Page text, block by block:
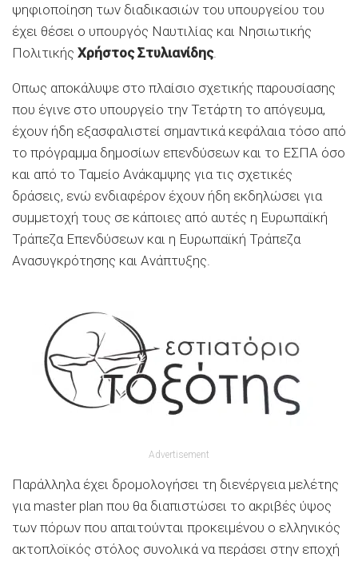
ψηφιοποίηση των διαδικασιών του υπουργείου του
έχει θέσει ο υπουργός Ναυτιλίας και Νησιωτικής
Πολιτικής Χρήστος Στυλιανίδης.
Οπως αποκάλυψε στο πλαίσιο σχετικής παρουσίασης
που έγινε στο υπουργείο την Τετάρτη το απόγευμα,
έχουν ήδη εξασφαλιστεί σημαντικά κεφάλαια τόσο από
το πρόγραμμα δημοσίων επενδύσεων και το ΕΣΠΑ όσο
και από το Ταμείο Ανάκαμψης για τις σχετικές
δράσεις, ενώ ενδιαφέρον έχουν ήδη εκδηλώσει για
συμμετοχή τους σε κάποιες από αυτές η Ευρωπαϊκή
Τράπεζα Επενδύσεων και η Ευρωπαϊκή Τράπεζα
Ανασυγκρότησης και Ανάπτυξης.
Advertisement
Παράλληλα έχει δρομολογήσει τη διενέργεια μελέτης
για master plan που θα διαπιστώσει το ακριβές ύψος
των πόρων που απαιτούνται προκειμένου ο ελληνικός
ακτοπλοϊκός στόλος συνολικά να περάσει στην εποχή